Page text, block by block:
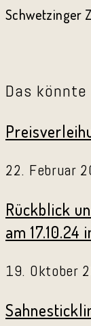
Schwetzinger
Das
22. Februar
Rückblick
am 17.10.24
19. Oktober